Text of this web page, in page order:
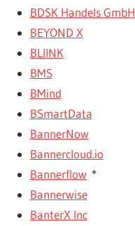
BDSK Handels
BEYOND X
BLIINK
BMS
BMind
BSmartData
BannerNow
Bannercloud.io
Bannerflow*
Bannerwise
BanterX Inc